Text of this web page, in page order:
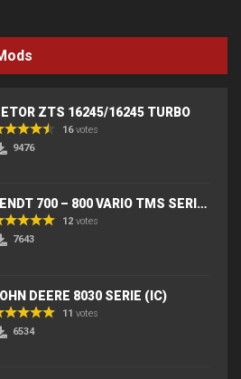
ZTS 16245/16245 TURBO
16votes
9476
FENDT 700 – 800 VARIO TMS SERIES (IC) V2
12 votes
7643
DEERE 8030 SERIE (IC)
11 votes
6534